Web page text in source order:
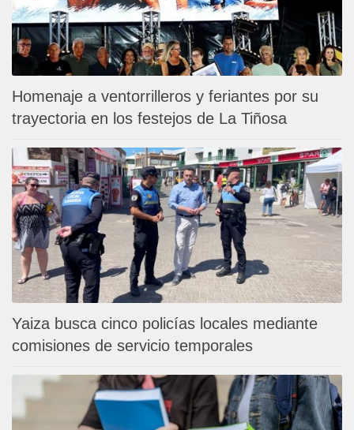
Homenaje a ventorrilleros y feriantes por su
trayectoria en los festejos de La Tiñosa
Yaiza busca cinco policías locales mediante
comisiones de servicio temporales